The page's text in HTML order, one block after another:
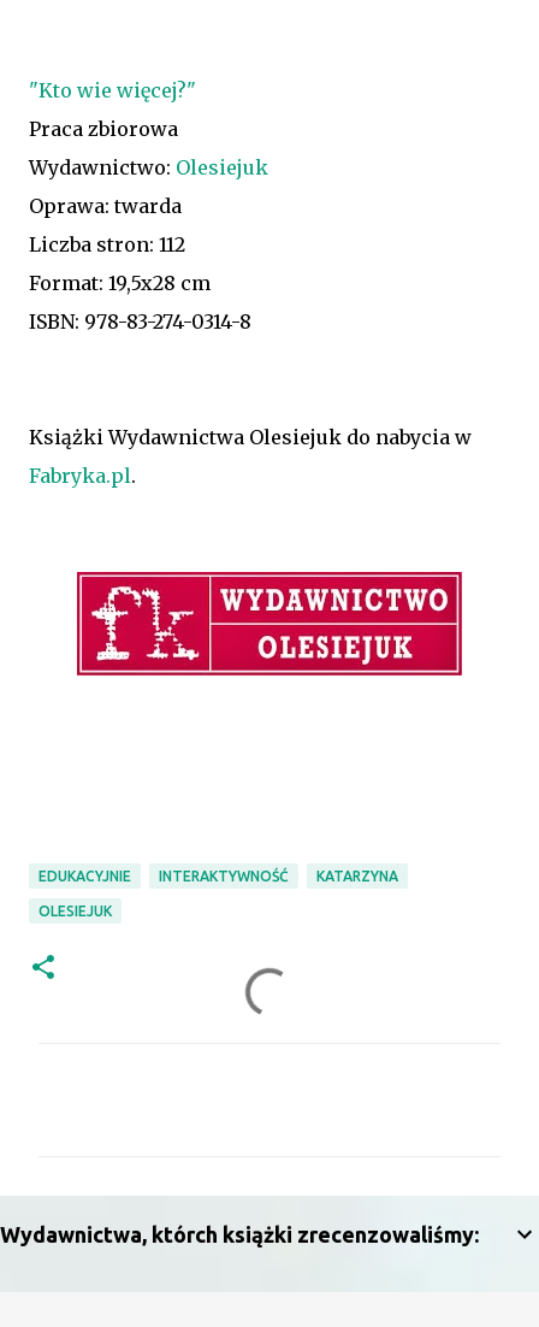
"Kto wie więcej?"
Praca zbiorowa
Wydawnictwo: Olesiejuk
Oprawa: twarda
Liczba stron: 112
Format: 19,5x28 cm
ISBN: 978-83-274-0314-8
Książki Wydawnictwa Olesiejuk do nabycia w
Fabryka.pl.
EDUKACYJNIE INTERAKTYWNOŚĆ KATARZYNA
OLESIEJUK
t
Wydawnictwa, którch książki zrecenzowaliśmy: